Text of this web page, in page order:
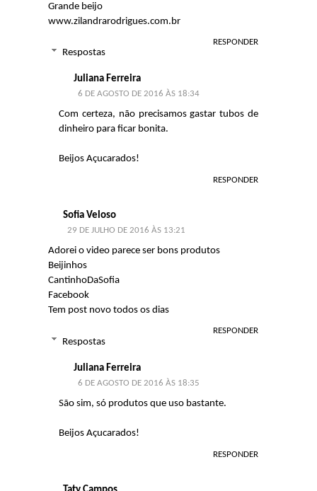
Grande beijo
www.zilandrarodrigues.com.br
RESPONDER
Respostas
Juliana Ferreira
6 DE AGOSTO DE 2016 ÀS 18:34
Com certeza, não precisamos gastar tubos de
dinheiro para ficar bonita.
Beijos Açucarados!
RESPONDER
Sofia Veloso
29 DE JULHO DE 2016 ÀS 13:21
Adorei o video parece ser bons produtos
Beijinhos
CantinhoDaSofia
Facebook
Tem post novo todos os dias
RESPONDER
Respostas
Juliana Ferreira
6 DE AGOSTO DE 2016 ÀS 18:35
São sim, só produtos que uso bastante.
Beijos Açucarados!
RESPONDER